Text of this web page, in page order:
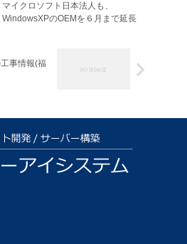
マイクロソフト日本法人も、
WindowsXPのOEMを６月まで延長
事情報(福